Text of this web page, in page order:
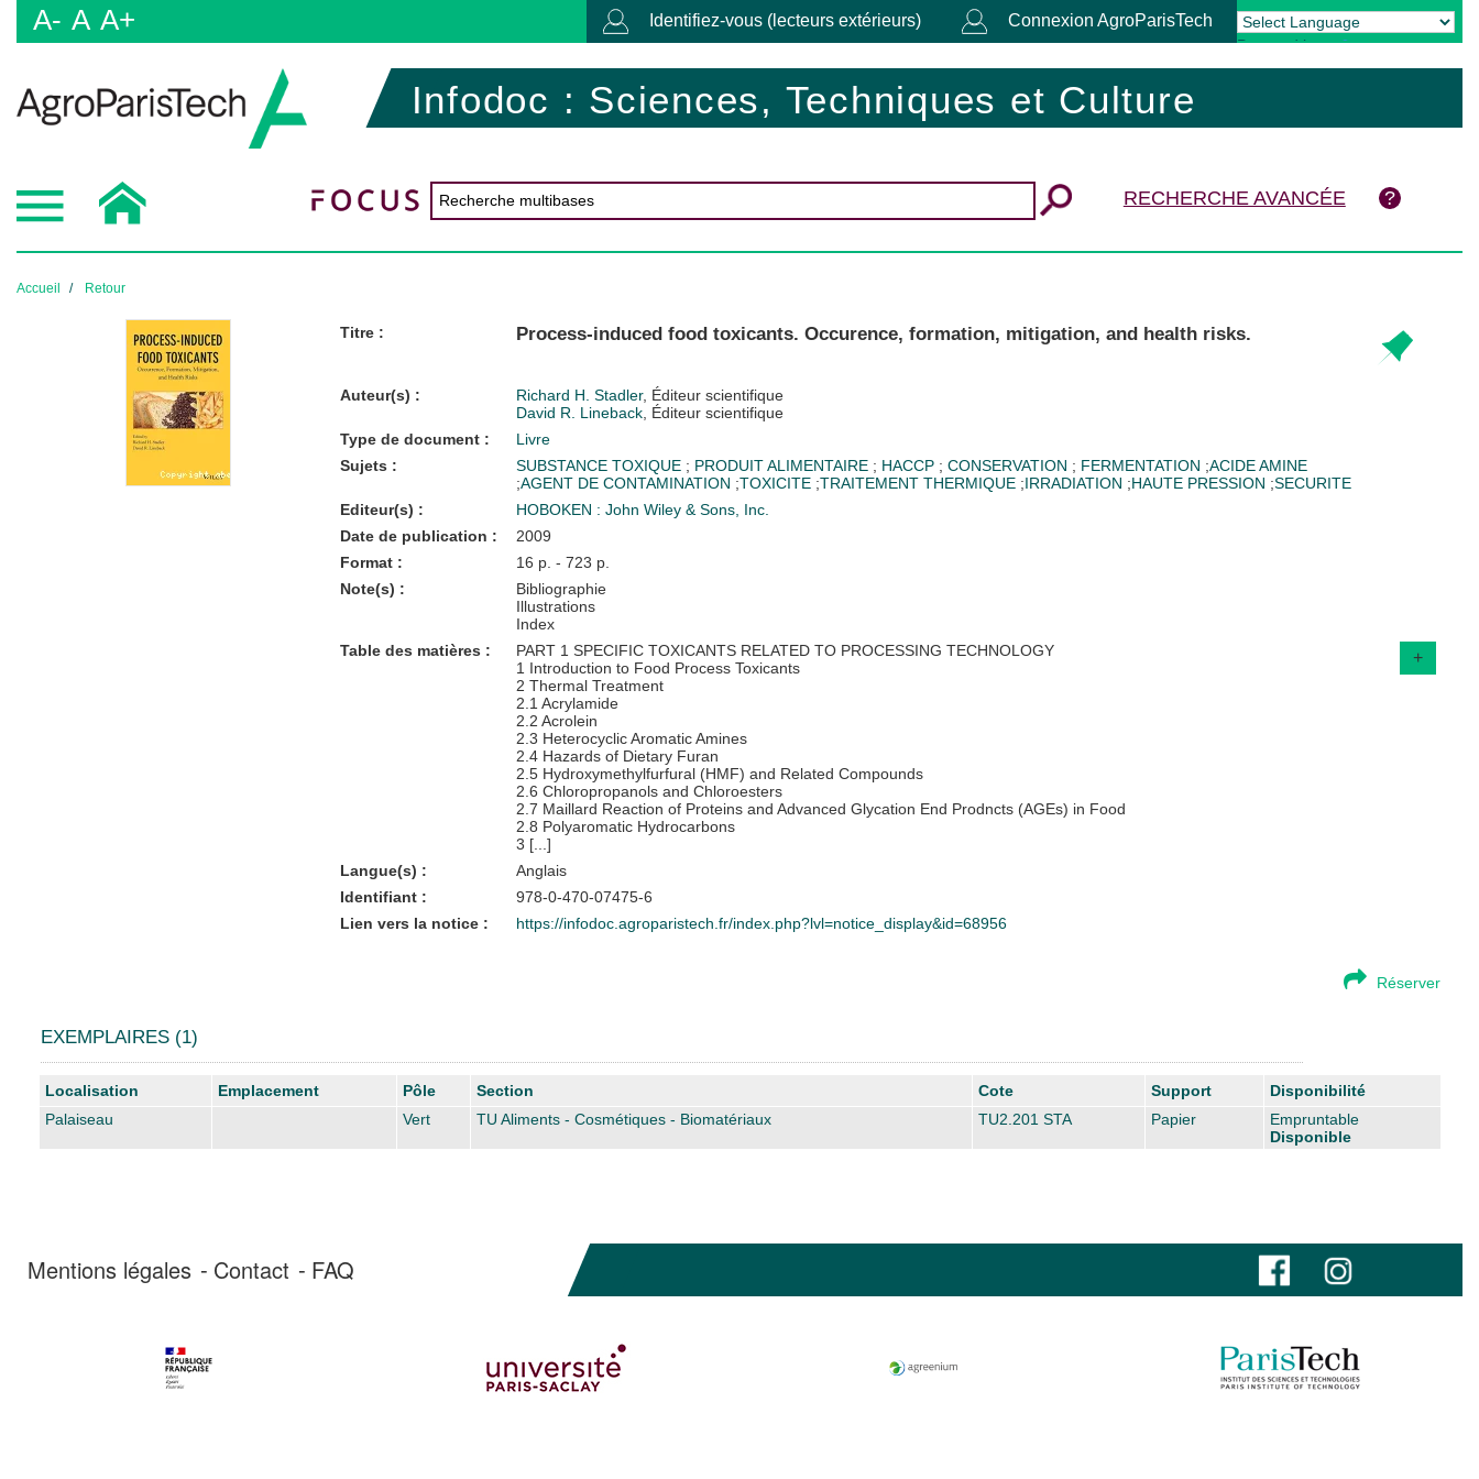
A- A A+ Identifiez-vous (lecteurs extérieurs) Connexion AgroParisTech
Powered by Translate
Infodoc : Sciences, Techniques et Culture
RECHERCHE AVANCÉE
Accueil Retour
Titre : Process-induced food toxicants. Occurence, formation, mitigation, and health risks.
Auteur(s) : Richard H. Stadler, Éditeur scientifique
David R. Lineback, Éditeur scientifique
Type de document :
Livre
Sujets :
SUBSTANCE TOXIQUE ; PRODUIT ALIMENTAIRE ; HACCP ; CONSERVATION ; FERMENTATION ;ACIDE AMINE
;AGENT DE CONTAMINATION ;TOXICITE ;TRAITEMENT THERMIQUE ;IRRADIATION ;HAUTE PRESSION ;SECURITE
Editeur(s) :
HOBOKEN : John Wiley & Sons, Inc.
Date de publication :
2009
Format :
16 p. - 723 p.
Note(s) :
Bibliographie
Illustrations
Index
Table des matières :
PART 1 SPECIFIC TOXICANTS RELATED TO PROCESSING TECHNOLOGY
1 Introduction to Food Process Toxicants
2 Thermal Treatment
2.1 Acrylamide
2.2 Acrolein
2.3 Heterocyclic Aromatic Amines
2.4 Hazards of Dietary Furan
2.5 Hydroxymethylfurfural (HMF) and Related Compounds
2.6 Chloropropanols and Chloroesters
2.7 Maillard Reaction of Proteins and Advanced Glycation End Prodncts (AGEs) in Food
2.8 Polyaromatic Hydrocarbons
3 [...]
+
Langue(s) :
Anglais
Identifiant :
978-0-470-07475-6
Lien vers la notice :
https://infodoc.agroparistech.fr/index.php?lvl=notice_display&id=68956
Réserver
EXEMPLAIRES (1)
Liste des exemplaires
Localisation Emplacement Pôle Section Cote Support
Disponibilité
Palaiseau
Vert TU Aliments - Cosmétiques - Biomatériaux TU2.201 STA Papier
Empruntable
Disponible
Mentions légales Contact FAQ